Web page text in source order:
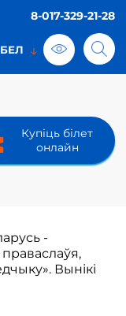
8-017-329-21-28
Купіць білет
онлайн
-
Вынікі